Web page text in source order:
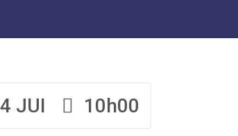
JUI 10h00